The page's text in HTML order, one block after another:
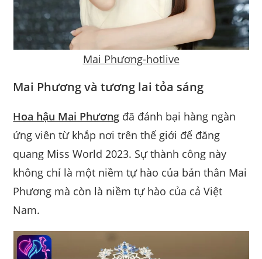
Mai Phương-hotlive
Mai Phương và tương lai tỏa sáng
Hoa hậu Mai Phương đã đánh bại hàng ngàn
ứng viên từ khắp nơi trên thế giới để đăng
quang Miss World 2023. Sự thành công này
không chỉ là một niềm tự hào của bản thân Mai
Phương mà còn là niềm tự hào của cả Việt
Nam.